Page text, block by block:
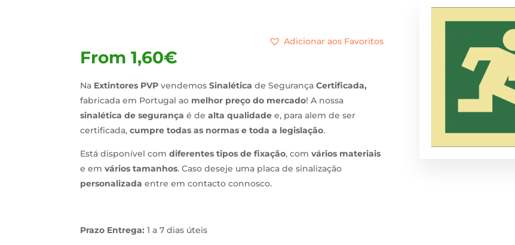
From 1,60€
Adicionar aos Favoritos
Na Extintores PVP vendemosSinalética de SegurançaCertificada,
fabricada em Portugal ao melhor preço do mercado! A nossa
sinalética de segurança é dealta qualidade e, para alem de ser
certificada,cumpre todas as normas e toda a legislação.
Está disponível comdiferentes tipos de fixação, comvários materiais
e emvários tamanhos. Caso deseje uma placa de sinalização
personalizada entre em contacto connosco.
Prazo Entrega: 1 a 7 dias úteis